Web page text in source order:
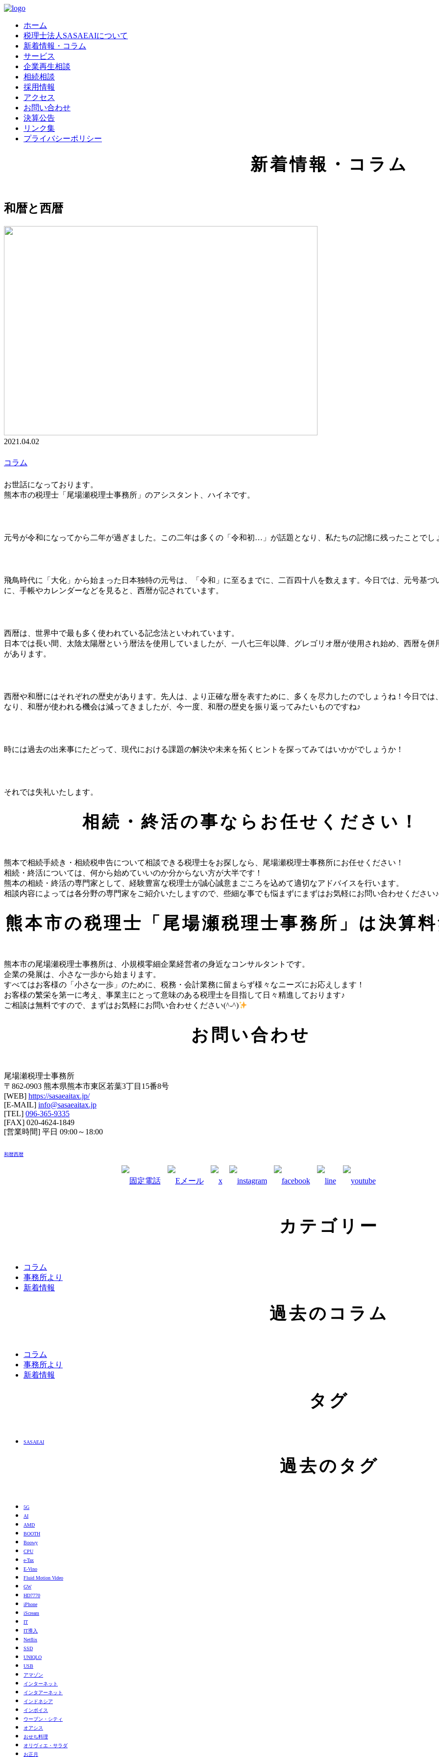
ホーム
税理士法人SASAEAIについて
新着情報・コラム
サービス
企業再生相談
相続相談
採用情報
アクセス
お問い合わせ
決算公告
リンク集
プライバシーポリシー
新着情報・コラム
和暦と西暦
2021.04.02
コラム
お世話になっております。
熊本市の税理士「尾場瀬税理士事務所」のアシスタント、ハイネです。
元号が令和になってから二年が過ぎました。この二年は多くの「令和初…」が話題となり、私たちの記憶に残ったことで
飛鳥時代に「大化」から始まった日本独特の元号は、「令和」に至るまでに、二百四十八を数えます。今日では、元号基づ
に、手帳やカレンダーなどを見ると、西暦が記されています。
西暦は、世界中で最も多く使われている記念法といわれています。
日本では長い間、太陰太陽暦という暦法を使用していましたが、一八七三年以降、グレゴリオ暦が使用され始め、西暦を併
があります。
西暦や和暦にはそれぞれの歴史があります。先人は、より正確な暦を表すために、多くを尽力したのでしょうね！今日では
なり、和暦が使われる機会は減ってきましたが、今一度、和暦の歴史を振り返ってみたいものですね♪
時には過去の出来事にたどって、現代における課題の解決や未来を拓くヒントを探ってみてはいかがでしょうか！
それでは失礼いたします。
相続・終活の事ならお任せください！
熊本で相続手続き・相続税申告について相談できる税理士をお探しなら、尾場瀬税理士事務所にお任せください！
相続・終活については、何から始めていいのか分からない方が大半です！
熊本の相続・終活の専門家として、経験豊富な税理士が誠心誠意まごころを込めて適切なアドバイスを行います。
相談内容によっては各分野の専門家をご紹介いたしますので、些細な事でも悩まずにまずはお気軽にお問い合わせください♪
熊本市の税理士「尾場瀬税理士事務所」は決算
熊本市の尾場瀬税理士事務所は、小規模零細企業経営者の身近なコンサルタントです。
企業の発展は、小さな一歩から始まります。
すべてはお客様の「小さな一歩」のために、税務・会計業務に留まらず様々なニーズにお応えします！
お客様の繁栄を第一に考え、事業主にとって意味のある税理士を目指して日々精進しております♪
ご相談は無料ですので、まずはお気軽にお問い合わせください(^-^)
お問い合わせ
尾場瀬税理士事務所
〒862-0903 熊本県熊本市東区若葉3丁目15番8号
[WEB] https://sasaeaitax.jp/
[E-MAIL] info@sasaeaitax.jp
[TEL] 096-365-9335
[FAX] 020-4624-1849
[営業時間] 平日 09:00～18:00
和暦西暦
カテゴリー
コラム
事務所より
新着情報
過去のコラム
コラム
事務所より
新着情報
タグ
SASAEAI
過去のタグ
5G
AI
AMD
BOOTH
Boowy
CPU
e-Tax
E-Vino
Fluid Motion Video
GW
HD7770
iPhone
iScream
IT
IT導入
Netflix
SSD
UNIQLO
USB
アマゾン
インターネット
インタアーネット
インドネシア
インボイス
ウーブン・シティ
オアシス
おせち料理
オリヴィエ・サラダ
お正月